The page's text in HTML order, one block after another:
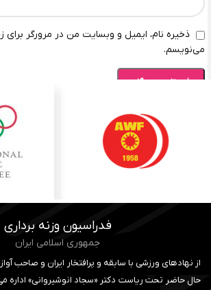
ذخیره نام، ایمیل و وبسایت من در مرورگر برای
می‌نویسم.
فدراسیون وزنه برداری
جمهوری اسلامی ایران
از نهادهای ورزشی با سابقه و پرافتخار ایران و صاحب
حال حاضر تحت ریاست دکتر «سجاد انوشیروانی» اداره